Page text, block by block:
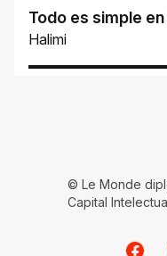
Todo es simple
Halimi
© Le Monde
Capital